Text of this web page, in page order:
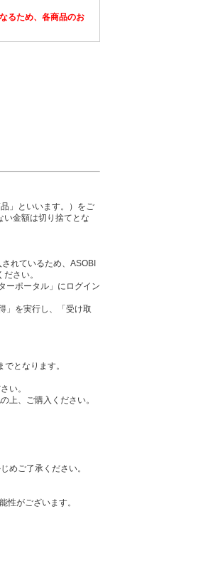
るため、各商品のお
」といいます。）をご
金額は切り捨てとな
れているため、ASOBI
さい。
ーポータル」にログイン
」を実行し、「受け取
となります。
い。
上、ご購入ください。
めご了承ください。
がございます。